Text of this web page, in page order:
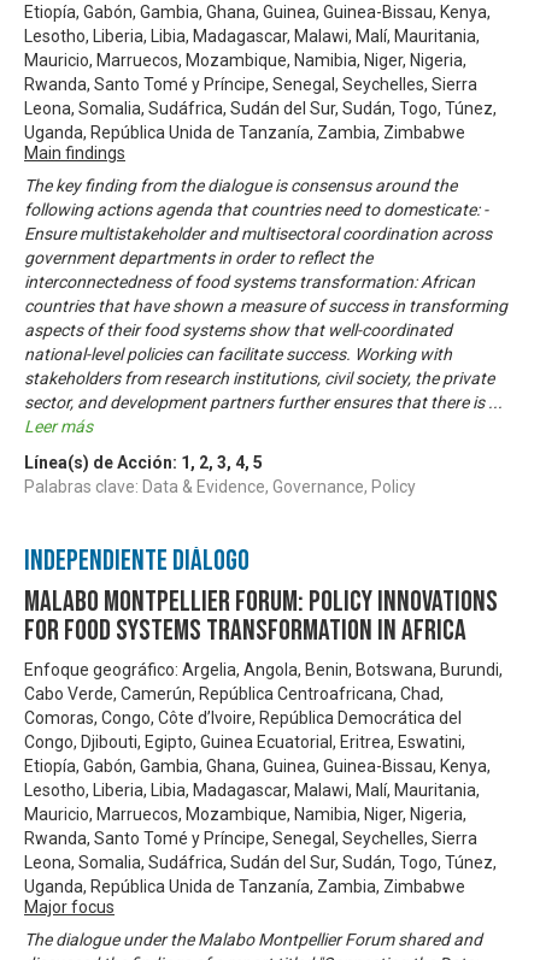
Etiopía, Gabón, Gambia, Ghana, Guinea, Guinea-Bissau, Kenya,
Lesotho, Liberia, Libia, Madagascar, Malawi, Malí, Mauritania,
Mauricio, Marruecos, Mozambique, Namibia, Niger, Nigeria,
Rwanda, Santo Tomé y Príncipe, Senegal, Seychelles, Sierra
Leona, Somalia, Sudáfrica, Sudán del Sur, Sudán, Togo, Túnez,
Uganda, República Unida de Tanzanía, Zambia, Zimbabwe
Main findings
The key finding from the dialogue is consensus around the
following actions agenda that countries need to domesticate: -
Ensure multistakeholder and multisectoral coordination across
government departments in order to reflect the
interconnectedness of food systems transformation: African
countries that have shown a measure of success in transforming
aspects of their food systems show that well-coordinated
national-level policies can facilitate success. Working with
stakeholders from research institutions, civil society, the private
sector, and development partners further ensures that there is...
Leer más
Línea(s) de Acción: 1 , 2, 3, 4, 5
Palabras clave: Data & Evidence, Governance, Policy
Independiente Diálogo
Malabo Montpellier Forum: Policy innovations
for food systems transformation in Africa
Enfoque geográfico: Argelia, Angola, Benin, Botswana, Burundi,
Cabo Verde, Camerún, República Centroafricana, Chad,
Comoras, Congo, Côte d’Ivoire, República Democrática del
Congo, Djibouti, Egipto, Guinea Ecuatorial, Eritrea, Eswatini,
Etiopía, Gabón, Gambia, Ghana, Guinea, Guinea-Bissau, Kenya,
Lesotho, Liberia, Libia, Madagascar, Malawi, Malí, Mauritania,
Mauricio, Marruecos, Mozambique, Namibia, Niger, Nigeria,
Rwanda, Santo Tomé y Príncipe, Senegal, Seychelles, Sierra
Leona, Somalia, Sudáfrica, Sudán del Sur, Sudán, Togo, Túnez,
Uganda, República Unida de Tanzanía, Zambia, Zimbabwe
Major focus
The dialogue under the Malabo Montpellier Forum shared and